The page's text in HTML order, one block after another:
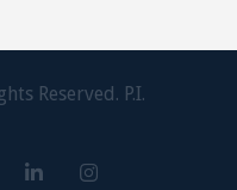
Reserved. P.I.